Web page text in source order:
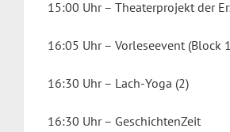
15:00 Uhr – Theaterprojekt der
16:05 Uhr – Vorleseevent (Block
16:30 Uhr – Lach-Yoga (2)
16:30 Uhr – GeschichtenZeit